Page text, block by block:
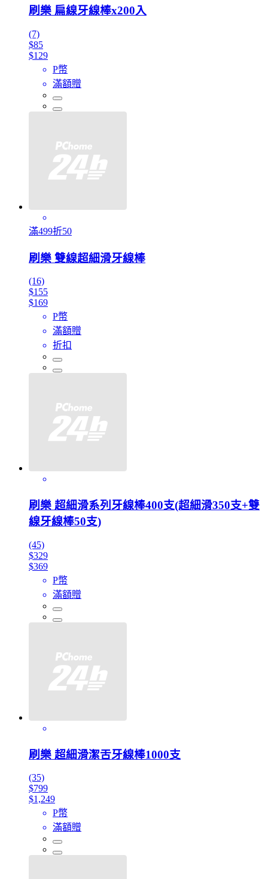
刷樂 扁線牙線棒x200入
(7)
$85
$129
P幣
滿額贈
滿499折50
刷樂 雙線超細滑牙線棒
(16)
$155
$169
P幣
滿額贈
折扣
刷樂 超細滑系列牙線棒400支(超細滑350支+雙
線牙線棒50支)
(45)
$329
$369
P幣
滿額贈
刷樂 超細滑潔舌牙線棒1000支
(35)
$799
$1,249
P幣
滿額贈